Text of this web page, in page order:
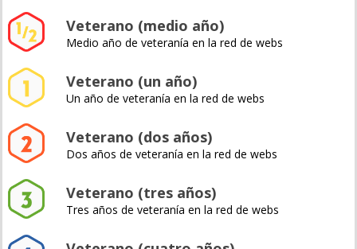
Veterano (medio año)
Medio año de veteranía en la red de webs
Veterano (un año)
Un año de veteranía en la red de webs
Veterano (dos años)
Dos años de veteranía en la red de webs
Veterano (tres años)
Tres años de veteranía en la red de webs